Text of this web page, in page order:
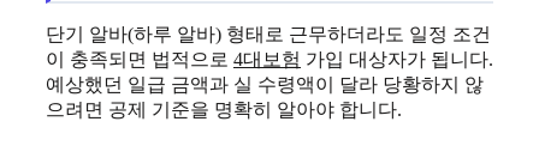
단기 알바(하루 알바) 형태로 근무하더라도 일정 조건
이 충족되면 법적으로 4대보험 가입 대상자가 됩니다.
예상했던 일급 금액과 실 수령액이 달라 당황하지 않
으려면 공제 기준을 명확히 알아야 합니다.